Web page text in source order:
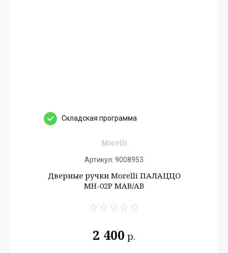
Cкладская программа
Morelli
Артикул: 9008953
Дверные ручки Morelli ПАЛАЦЦО
MH-02P MAB/AB
2 400 р.